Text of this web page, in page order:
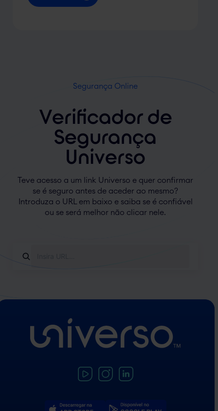
Segurança Online
Verificador de
Segurança
Universo
Teve acesso a um link Universo e quer confirmar
se é seguro antes de aceder ao mesmo?
Introduza o URL em baixo e saiba se é confiável
ou se será melhor não clicar nele.
Insira